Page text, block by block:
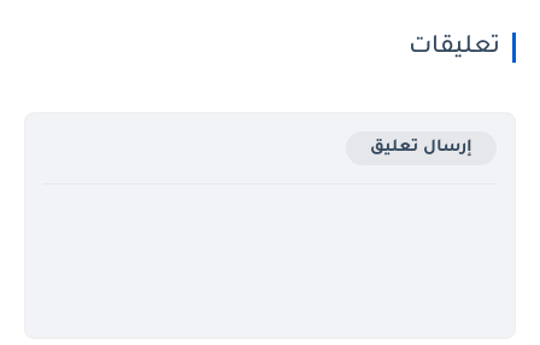
تعليقات
إرسال تعليق